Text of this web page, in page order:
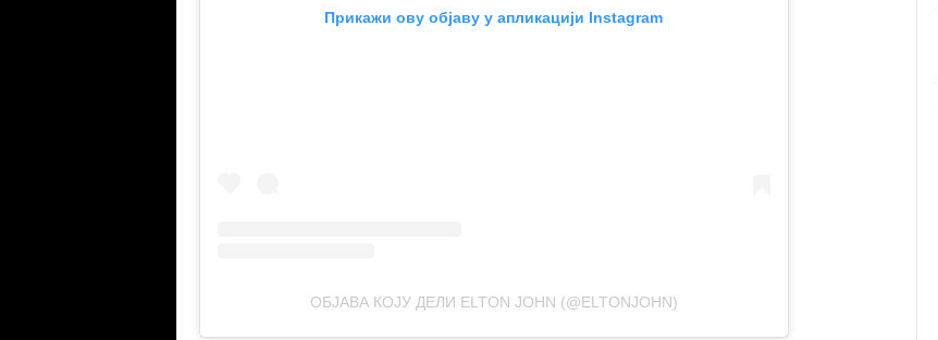
Прикажи ову објаву у апликацији Instagram
ОБЈАВА КОЈУ ДЕЛИ ELTON JOHN (@ELTONJOHN)